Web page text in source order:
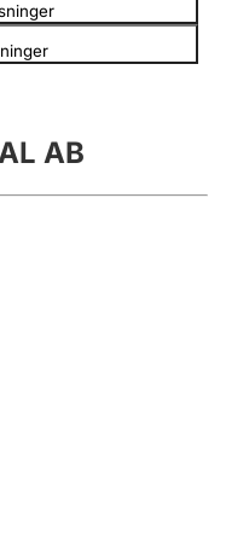
AB